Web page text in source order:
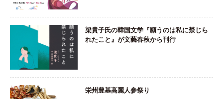
梁貴子氏の韓国文学『願うのは私に禁じら
れたこと』が文藝春秋から刊行
栄州豊基高麗人参祭り